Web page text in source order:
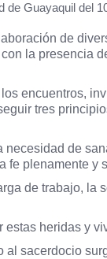
de Guayaquil del
de
la presencia
encuentros,
tres
de
plenamente y
de trabajo,
heridas y
sacerdocio